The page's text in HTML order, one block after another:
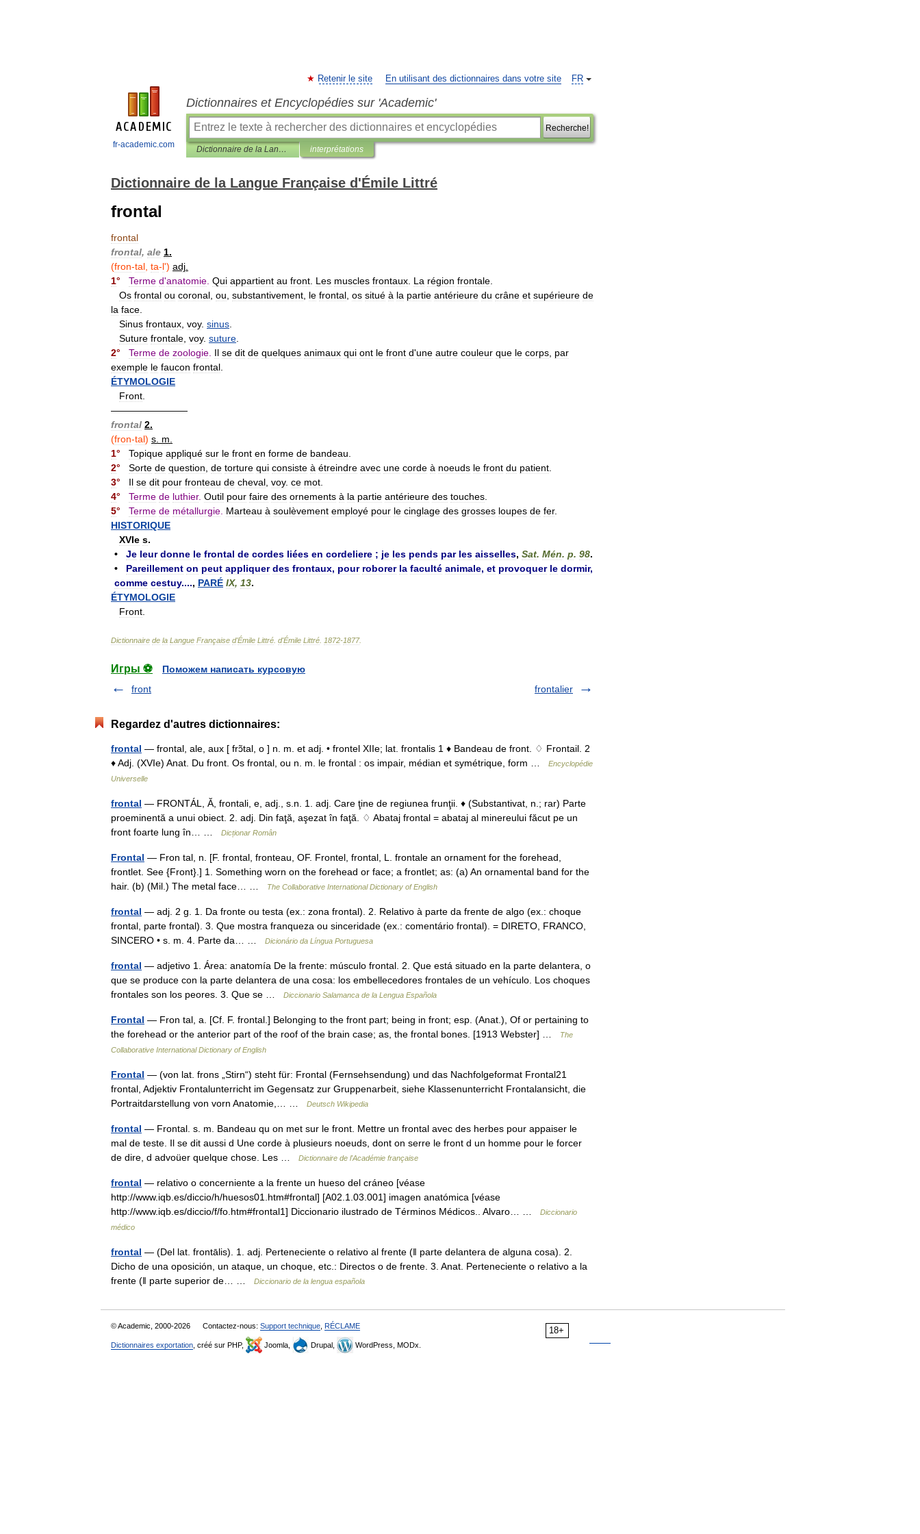
fr-academic.com
FR
Retenir le site En utilisant des dictionnaires dans votre site
Dictionnaires et Encyclopédies sur 'Academic'
Recherche!
Dictionnaire de la Langue Française d'Émile Littré interprétations
Dictionnaire de la Langue Française d'Émile Littré
frontal
frontal
frontal, ale 1.
(fron-tal ta-l') adj
1° Terme d'anatomie Qui appartient au front Les muscles frontaux La région frontale
Os frontal ou coronal ou substantivement le frontal os situé à la partie antérieure du crâne et supérieure de
la face
Sinus frontaux voy. sinus
Suture frontale voy. suture
2° Terme de zoologie Il se dit de quelques animaux qui ont le front d'une autre couleur que le corps par
exemple le faucon frontal
ÉTYMOLOGIE
Front
————————
frontal 2.
(fron-tal) s m
1° Topique appliqué sur le front en forme de bandeau
2° Sorte de question de torture qui consiste à étreindre avec une corde à noeuds le front du patient
3° Il se dit pour fronteau de cheval voy. ce mot
4° Terme de luthier. Outil pour faire des ornements à la partie antérieure des touches
5° Terme de métallurgie Marteau à soulèvement employé pour le cinglage des grosses loupes de fer.
HISTORIQUE
XVIe s.
•
Je leur donne le frontal de cordes liées en cordeliere ; je les pends par les aisselles, Sat. Mén. p. 98.
•
Pareillement on peut appliquer des frontaux, pour roborer la faculté animale, et provoquer le dormir,
comme cestuy...., PARÉ IX, 13.
ÉTYMOLOGIE
Front
Dictionnaire de la Langue Française d'Émile Littré d'Émile Littré 1872-1877.
Игры ⚽
Поможем написать курсовую
front
frontalier
Regardez d'autres dictionnaires:
frontal — frontal, ale, aux [ frɔ̃tal, o ] n. m. et adj. • frontel XIIe; lat. frontalis 1 ♦ Bandeau de front. ♢ Frontail. 2
♦ Adj. (XVIe) Anat. Du front. Os frontal, ou n. m. le frontal : os impair, médian et symétrique, form …
Encyclopédie
Universelle
frontal — FRONTÁL, Ă, frontali, e, adj., s.n. 1. adj. Care ţine de regiunea frunţii. ♦ (Substantivat, n.; rar) Parte
proeminentă a unui obiect. 2. adj. Din faţă, aşezat în faţă. ♢ Abataj frontal = abataj al minereului făcut pe un
front foarte lung în… …
Dicționar Român
Frontal — Fron tal, n. [F. frontal, fronteau, OF. Frontel, frontal, L. frontale an ornament for the forehead,
frontlet. See {Front}.] 1. Something worn on the forehead or face; a frontlet; as: (a) An ornamental band for the
hair. (b) (Mil.) The metal face… …
The Collaborative International Dictionary of English
frontal — adj. 2 g. 1. Da fronte ou testa (ex.: zona frontal). 2. Relativo à parte da frente de algo (ex.: choque
frontal, parte frontal). 3. Que mostra franqueza ou sinceridade (ex.: comentário frontal). = DIRETO, FRANCO,
SINCERO • s. m. 4. Parte da… …
Dicionário da Língua Portuguesa
frontal — adjetivo 1. Área: anatomía De la frente: músculo frontal. 2. Que está situado en la parte delantera, o
que se produce con la parte delantera de una cosa: los embellecedores frontales de un vehículo. Los choques
frontales son los peores. 3. Que se …
Diccionario Salamanca de la Lengua Española
Frontal — Fron tal, a. [Cf. F. frontal.] Belonging to the front part; being in front; esp. (Anat.), Of or pertaining to
the forehead or the anterior part of the roof of the brain case; as, the frontal bones. [1913 Webster] …
The
Collaborative International Dictionary of English
Frontal — (von lat. frons „Stirn“) steht für: Frontal (Fernsehsendung) und das Nachfolgeformat Frontal21
frontal, Adjektiv Frontalunterricht im Gegensatz zur Gruppenarbeit, siehe Klassenunterricht Frontalansicht, die
Portraitdarstellung von vorn Anatomie,… …
Deutsch Wikipedia
frontal — Frontal. s. m. Bandeau qu on met sur le front. Mettre un frontal avec des herbes pour appaiser le
mal de teste. Il se dit aussi d Une corde à plusieurs noeuds, dont on serre le front d un homme pour le forcer
de dire, d advoüer quelque chose. Les …
Dictionnaire de l'Académie française
frontal — relativo o concerniente a la frente un hueso del cráneo [véase
http://www.iqb.es/diccio/h/huesos01.htm#frontal] [A02.1.03.001] imagen anatómica [véase
http://www.iqb.es/diccio/f/fo.htm#frontal1] Diccionario ilustrado de Términos Médicos.. Alvaro… …
Diccionario
médico
frontal — (Del lat. frontālis). 1. adj. Perteneciente o relativo al frente (ǁ parte delantera de alguna cosa). 2.
Dicho de una oposición, un ataque, un choque, etc.: Directos o de frente. 3. Anat. Perteneciente o relativo a la
frente (ǁ parte superior de… …
Diccionario de la lengua española
18+
© Academic, 2000-2026 Contactez-nous: Support technique RÉCLAME
Dictionnaires exportation , créé sur PHP, Joomla, Drupal, WordPress, MODx.